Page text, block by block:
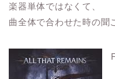
楽器単体ではなくて、
曲全体で合わせた時の聞